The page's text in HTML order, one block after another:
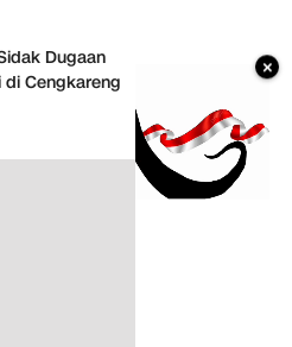
Dugaan
di Cengkareng
×